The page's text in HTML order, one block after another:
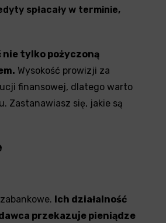
spłacały w terminie,
nie tylko pożyczoną
Wysokość prowizji za
finansowej, dlatego warto
Zastanawiasz się, jakie są
Ich działalność
przekazuje pieniądze